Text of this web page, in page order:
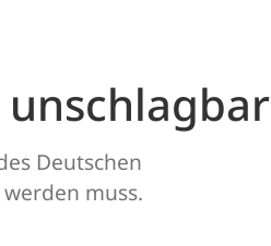
Deutschen
muss.